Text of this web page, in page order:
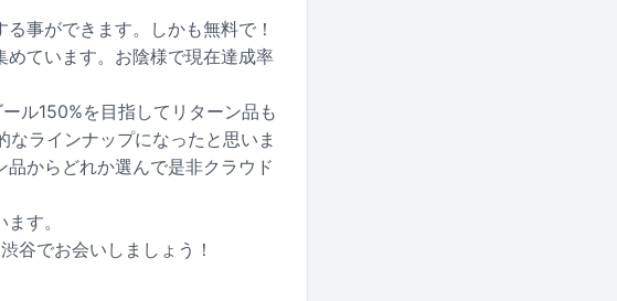
事ができます。しかも無料で！
ています。お陰様で現在達成率
ル150%を目指してリターン品も
ラインナップになったと思いま
からどれか選んで是非クラウド
す。
谷でお会いしましょう！